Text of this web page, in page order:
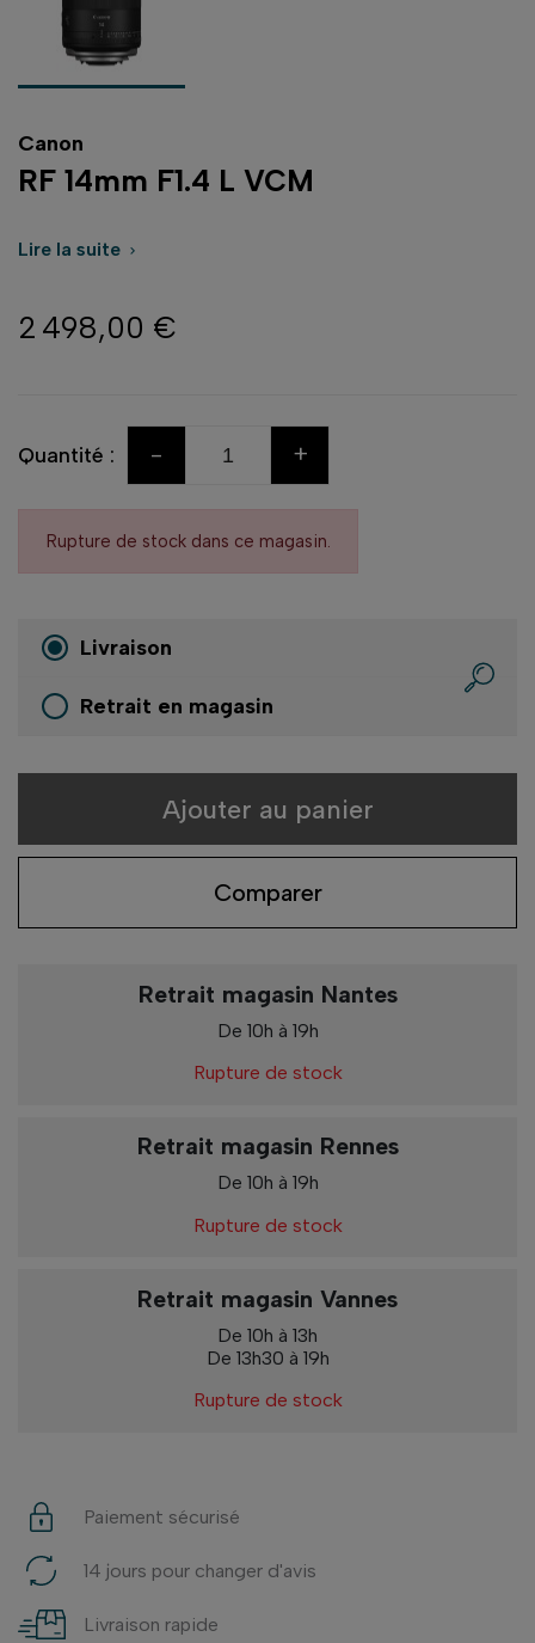
Canon
RF 14mm F1.4 L VCM
Lire la suite 
2 498,00 €
Quantité : - +
Rupture de stock dans ce magasin.
Livraison
Retrait en magasin
Ajouter au panier
Comparer
Retrait magasin Nantes
De 10h à 19h
Rupture de stock
Retrait magasin Rennes
De 10h à 19h
Rupture de stock
Retrait magasin Vannes
De 10h à 13h
De 13h30 à 19h
Rupture de stock
Paiement sécurisé
14 jours pour changer d'avis
Livraison rapide